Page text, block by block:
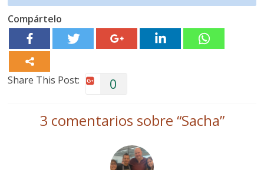
Compártelo
Share This Post: 0
3 comentarios sobre “Sacha”